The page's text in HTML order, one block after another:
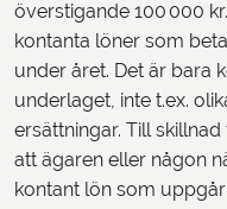
överstigande 100 000
kontanta löner som
under året. Det är bara
underlaget, inte t.ex.
ersättningar. Till
att ägaren eller någon
kontant lön som